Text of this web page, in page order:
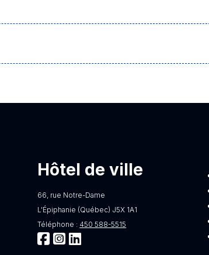
Hôtel de ville
66, rue Notre-Dame
L'Épiphanie (Québec) J5X 1A1
Téléphone : 450 588-5515